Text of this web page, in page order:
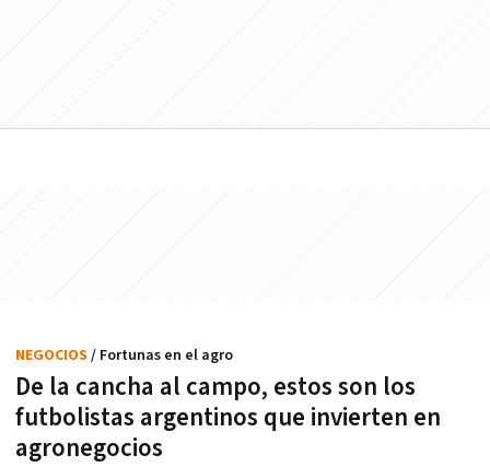
De la cancha al campo, estos son los
futbolistas argentinos que invierten en
agronegocios
NEGOCIOS / Fortunas en el agro